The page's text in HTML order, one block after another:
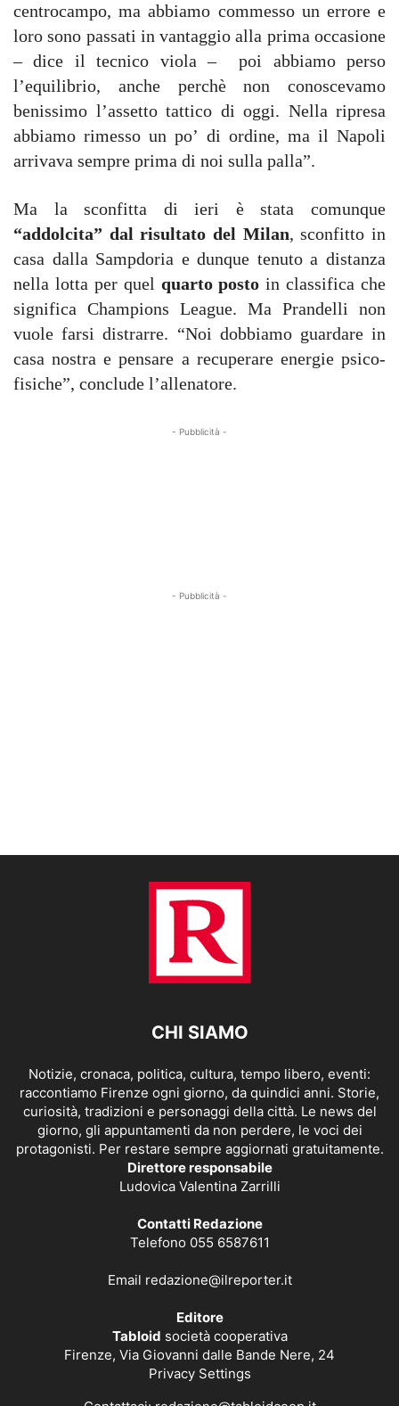
centrocampo, ma abbiamo commesso un errore e
loro sono passati in vantaggio alla prima occasione
– dice il tecnico viola – poi abbiamo perso
l’equilibrio, anche perchè non conoscevamo
benissimo l’assetto tattico di oggi. Nella ripresa
abbiamo rimesso un po’ di ordine, ma il Napoli
arrivava sempre prima di noi sulla palla”.
Ma la sconfitta di ieri è stata comunque
“addolcita” dal risultato del Milan, sconfitto in
casa dalla Sampdoria e dunque tenuto a distanza
nella lotta per quel quarto posto in classifica che
significa Champions League. Ma Prandelli non
vuole farsi distrarre. “Noi dobbiamo guardare in
casa nostra e pensare a recuperare energie psico-
fisiche”, conclude l’allenatore.
- Pubblicità -
- Pubblicità -
CHI SIAMO
Notizie, cronaca, politica, cultura, tempo libero, eventi:
raccontiamo Firenze ogni giorno, da quindici anni. Storie,
curiosità, tradizioni e personaggi della città. Le news del
giorno, gli appuntamenti da non perdere, le voci dei
protagonisti. Per restare sempre aggiornati gratuitamente.
Direttore responsabile
Ludovica Valentina Zarrilli
Contatti Redazione
Telefono 055 6587611
Email redazione@ilreporter.it
Editore
Tabloid società cooperativa
Firenze, Via Giovanni dalle Bande Nere, 24
Privacy Settings